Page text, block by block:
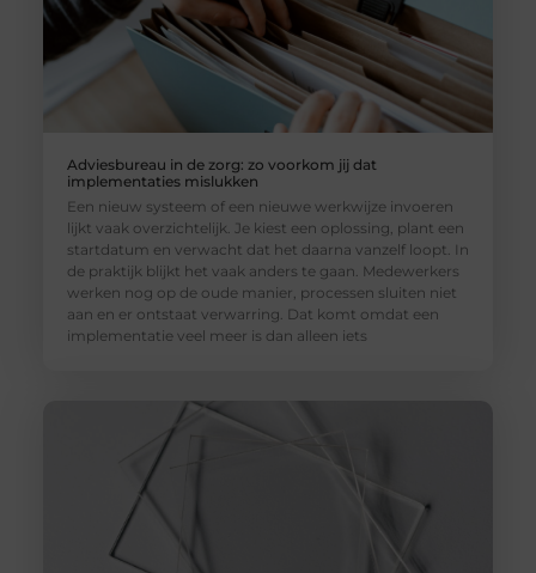
Adviesbureau in de zorg: zo voorkom jij dat
implementaties mislukken
Een nieuw systeem of een nieuwe werkwijze invoeren
lijkt vaak overzichtelijk. Je kiest een oplossing, plant een
startdatum en verwacht dat het daarna vanzelf loopt. In
de praktijk blijkt het vaak anders te gaan. Medewerkers
werken nog op de oude manier, processen sluiten niet
aan en er ontstaat verwarring. Dat komt omdat een
implementatie veel meer is dan alleen iets